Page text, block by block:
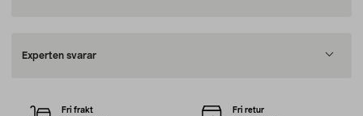
Experten svarar
Fri frakt Fri retur